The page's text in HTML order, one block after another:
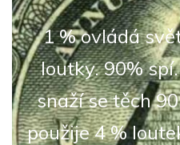
1 % ovládá
loutky. 90%
snaží se těch
použije 4 %